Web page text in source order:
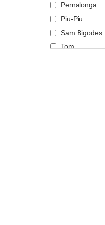
Pernalonga
Piu-Piu
Sam Bigodes
Tom